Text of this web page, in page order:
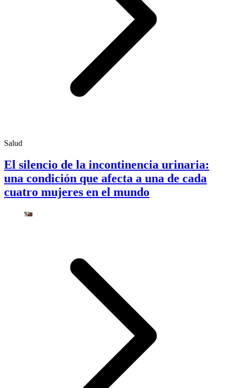
Salud
El silencio de la incontinencia urinaria:
una condición que afecta a una de cada
cuatro mujeres en el mundo